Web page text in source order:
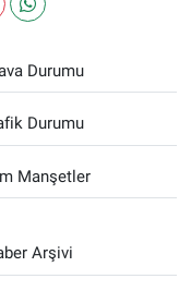
Durumu
Durumu
Manşetler
Arşivi